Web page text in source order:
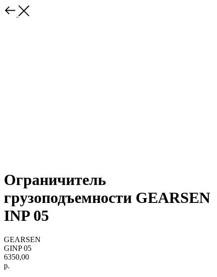
Ограничитель
грузоподъемности GEARSEN
INP 05
GEARSEN
GINP 05
6350,00
р.